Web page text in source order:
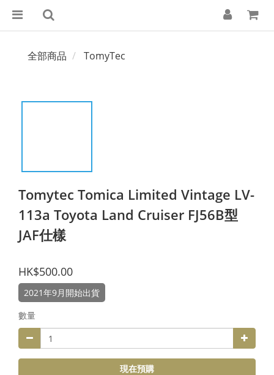
全部商品 TomyTec
Tomytec Tomica Limited Vintage LV-
113a Toyota Land Cruiser FJ56B型
JAF仕樣
HK$500.00
2021年9月開始出貨
數量
現在預購